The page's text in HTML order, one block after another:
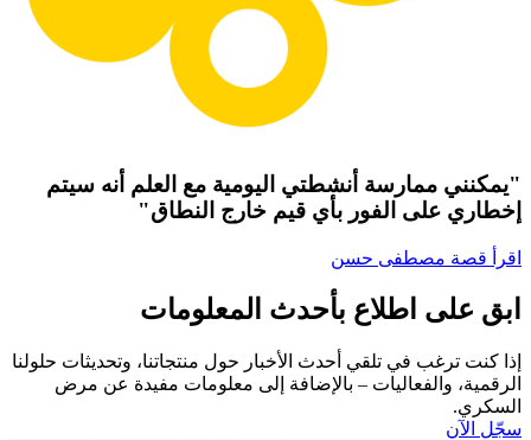
"يمكنني ممارسة أنشطتي اليومية مع العلم أنه سيتم
إخطاري على الفور بأي قيم خارج النطاق"
اقرأ قصة مصطفى حسن
ابق على اطلاع بأحدث المعلومات
إذا كنت ترغب في تلقي أحدث الأخبار حول منتجاتنا، وتحديثات حلولنا
الرقمية، والفعاليات – بالإضافة إلى معلومات مفيدة عن مرض
السكري.​
سجّل الآن​